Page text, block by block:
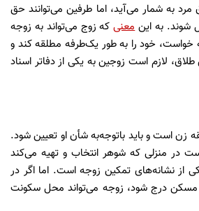
به شمار می‌آید، اما طرفین می‌توانند حق
شوند. به اینمعنیکه زوج می‌تواند به زوجه
خواست، خود را به طور یک‌طرفه مطلقه کند و
لازم است زوجین به یکی از دفاتر اسناد
زن است و باید باتوجه‌به شأن او تعیین شود.
در منزلی که شوهر انتخاب و تهیه می‌کند
از نشانه‌های تمکین زوجه است. اما اگر در
درج شود، زوجه می‌تواند محل سکونت